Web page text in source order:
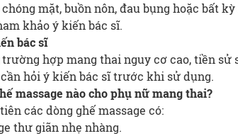
mặt, buồn nôn, đau bụng hoặc bất
khảo ý kiến bác sĩ.
bác sĩ
hợp mang thai nguy cơ cao, tiền sử
hỏi ý kiến bác sĩ trước khi sử dụng.
massage nào cho phụ nữ mang thai?
các dòng ghế massage có:
thư giãn nhẹ nhàng.